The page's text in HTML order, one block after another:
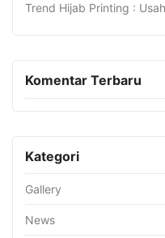
Trend Hijab Printing :
Komentar Terbaru
Kategori
Gallery
News